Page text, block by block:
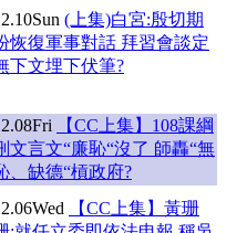
Sun (上集)白宮:殷切期
恢復軍事對話 拜習會談定
下文埋下伏筆?
Fri
【CC上集】108課綱
文言文“廉恥“沒了 師轟“無
、缺德“槓政府?
Wed
【CC上集】黃珊